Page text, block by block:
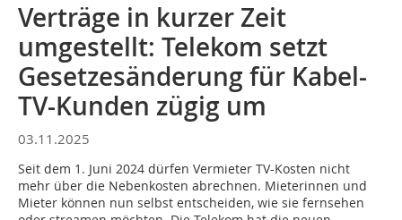
Verträge in kurzer Zeit
umgestellt: Telekom setzt
Gesetzesänderung für Kabel-
TV-Kunden zügig um
03.11.2025
Seit dem 1. Juni 2024 dürfen Vermieter TV-Kosten nicht
mehr über die Nebenkosten abrechnen. Mieterinnen und
Mieter können nun selbst entscheiden, wie sie fernsehen